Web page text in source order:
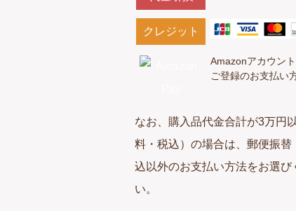
クレジット
Amazonアカウン
ご登録のお支払い
なお、購入品代金合計が3万円
料・税込）の場合は、郵便振替
込以外のお支払い方法をお選び
い。